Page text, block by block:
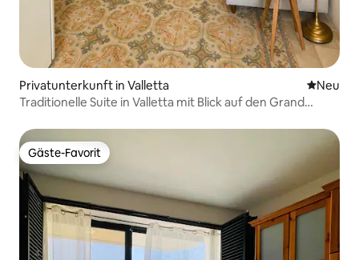
Privatunterkunft in Valletta Neue
Neu
Traditionelle Suite in Valletta mit Blick auf den Grand
Gäste-Favorit
Gäste-Favorit